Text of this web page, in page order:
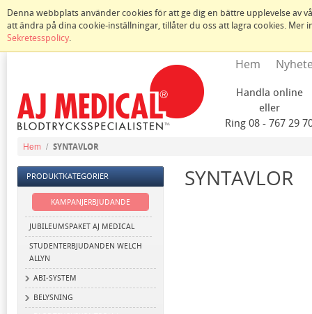
Denna webbplats använder cookies för att ge dig en bättre upplevelse av
att ändra på dina cookie-inställningar, tillåter du oss att lagra cookies.
Sekretesspolicy.
Hem
Handla online
eller
Ring 08 - 767 29
Hem / SYNTAVLOR
PRODUKTKATEGORIER
KAMPANJERBJUDANDE
JUBILEUMSPAKET AJ MEDICAL
STUDENTERBJUDANDEN WELCH
ALLYN
ABI-SYSTEM
BELYSNING
SYNTAVLOR